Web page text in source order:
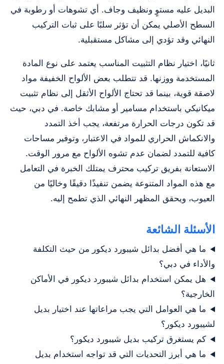
البديل عليه مستوٍ ونظيف وجاف. أي تشوهات أو رطوبة في
السطح الأصلي يمكن أن تؤثر سلبًا على ثبات التركيب
النهائي وقد تؤدي إلى مشاكل مستقبلية.
ثانيًا، اختيار نظام التثبيت المناسب يعتمد على نوع المادة
المستخدمة ووزنها. قد تتطلب بعض الألواح الخفيفة مواد
لاصقة قوية، بينما قد تحتاج الألواح الأثقل إلى نظام تثبيت
ميكانيكي باستخدام مسامير أو مشابك خاصة. في دبي، حيث
قد تكون درجات الحرارة مرتفعة، يجب أخذ التمدد
والانكماش الحراري للمواد في الاعتبار، وتوفير مساحات
كافية للتمدد لضمان عدم تشوه الألواح مع مرور الوقت.
الاستعانة بفريق تركيب محترف يمتلك الخبرة في التعامل
مع هذه المواد المتنوعة يضمن تنفيذًا دقيقًا وخاليًا من
العيوب، ويحقق المظهر النهائي الذي تطمح إليه.
الأسئلة الشائعة
ما هي أفضل بدائل شيبورد ديكور من حيث التكلفة
والأداء في دبي؟
هل يمكن استخدام بدائل شيبورد ديكور في الأماكن
الخارجية؟
ما هي العوامل التي يجب مراعاتها عند اختيار بديل
لشيبورد ديكور؟
كم يستغرق تركيب بديل شيبورد ديكور؟
ما هي أبرز التحديات التي قد تواجه استخدام بديل